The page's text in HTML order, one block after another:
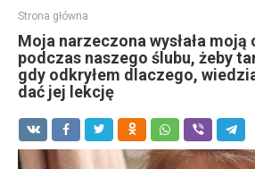
Strona główna
Moja narzeczona wysłała moją
podczas naszego ślubu, żeby
gdy odkryłem dlaczego,
dać jej lekcję